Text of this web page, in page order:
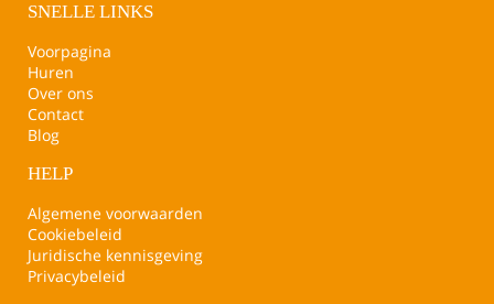
SNELLE LINKS
Voorpagina
Huren
Over ons
Contact
Blog
HELP
Algemene voorwaarden
Cookiebeleid
Juridische kennisgeving
Privacybeleid